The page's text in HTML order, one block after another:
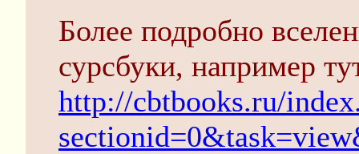
Более подробно
сурсбуки, например
http://cbtbooks.ru/